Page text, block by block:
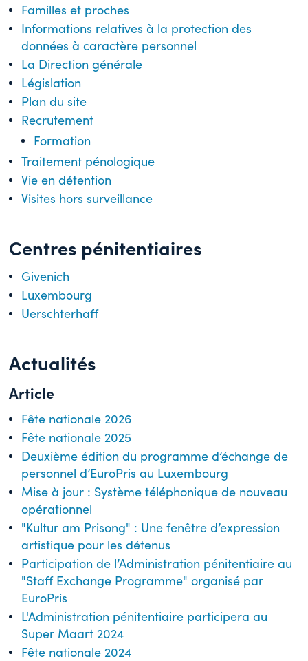
Familles et proches
Informations relatives à la protection des
données à caractère personnel
La Direction générale
Législation
Plan du site
Recrutement
Formation
Traitement pénologique
Vie en détention
Visites hors surveillance
Centres pénitentiaires
Givenich
Luxembourg
Uerschterhaff
Actualités
Article
Fête nationale 2026
Fête nationale 2025
Deuxième édition du programme d’échange de
personnel d’EuroPris au Luxembourg
Mise à jour : Système téléphonique de nouveau
opérationnel
"Kultur am Prisong" : Une fenêtre d’expression
artistique pour les détenus
Participation de l’Administration pénitentiaire au
"Staff Exchange Programme" organisé par
EuroPris
L'Administration pénitentiaire participera au
Super Maart 2024
Fête nationale 2024